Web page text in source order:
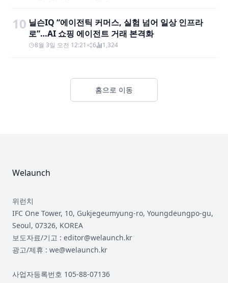
10 닐슨IQ “에이전틱 커머스, 실험 넘어 일상 인프라
로”…AI 쇼핑 에이전트 거래 본격화
8월 3일 오전 12:21 6 1,324
홈으로 이동
Welaunch
위런치
IFC One Tower, 10, Gukjegeumyung-ro, Youngdeungpo-gu,
Seoul, 07326, KOREA
보도자료/기고 : editor@welaunch.kr
광고/제휴 : we@welaunch.kr
사업자등록번호 105-88-07136